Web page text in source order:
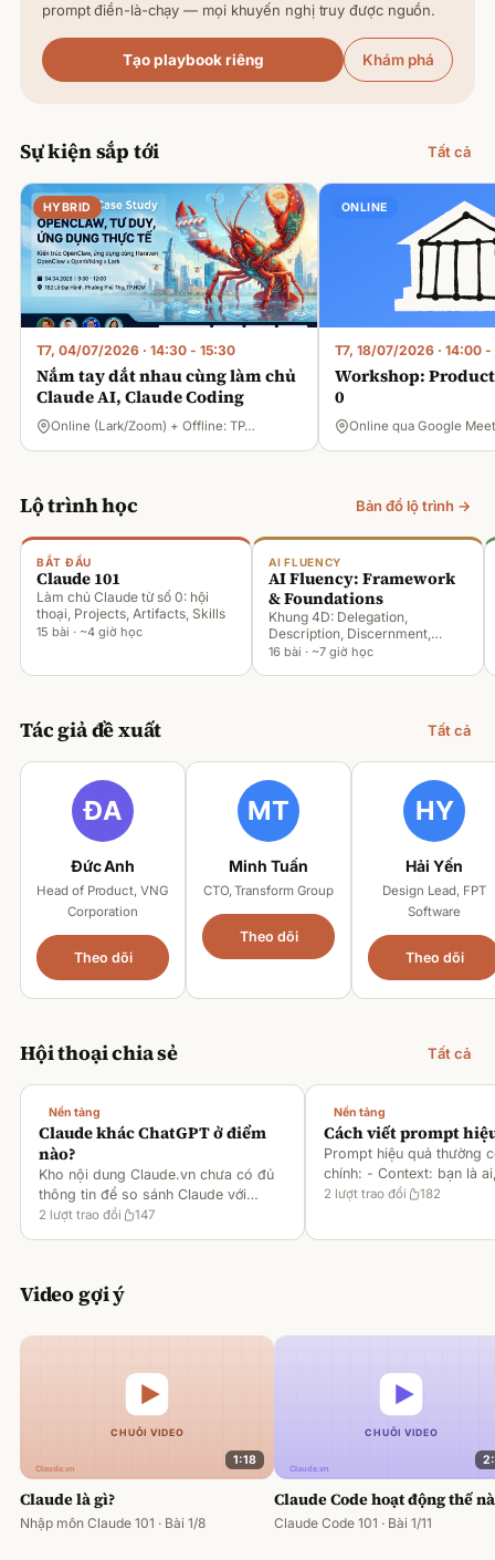
prompt điền-là-chạy — mọi khuyến nghị truy được nguồn.
Tạo playbook riêng Khám phá
Sự kiện sắp tới Tất cả
HYBRID
T7, 04/07/2026 · 14:30 - 15:30
Nắm tay dắt nhau cùng làm chủ
Claude AI, Claude Coding
Online (Lark/Zoom) + Offline: TP…
ONLINE
T7, 18/07/2026 · 14:00 -
Workshop:
0
Online qua Google Meet
Lộ trình học Bản đồ lộ trình →
BẮT ĐẦU
Claude 101
Làm chủ Claude từ số 0: hội
thoại, Projects, Artifacts, Skills
15 bài · ~4 giờ học
AI FLUENCY
AI Fluency: Framework
& Foundations
Khung 4D: Delegation,
Description, Discernment,
Diligence
16 bài · ~7 giờ học
Tác giả đề xuất Tất cả
Đức Anh
Head of Product, VNG
Corporation
Theo dõi
Minh Tuấn
CTO, Transform Group
Theo dõi
Hải Yến
Design Lead, FPT
Software
Theo dõi
Hội thoại chia sẻ Tất cả
Nền tảng
Claude khác ChatGPT ở điểm
nào?
Kho nội dung Claude.vn chưa có đủ
thông tin để so sánh Claude với
ChatGPT. Hiện chỉ có tài liệu về
2 lượt trao đổi 147
Nền tảng
Cách viết prompt
Prompt hiệu quả thường
chính: - Context: bạn là
gì [1][2][6] - Task: muốn
2 lượt trao đổi 182
Video gợi ý
1:18
Claude là gì?
Nhập môn Claude 101 · Bài 1/8
Claude Code hoạt động thế
Claude Code 101 · Bài 1/11